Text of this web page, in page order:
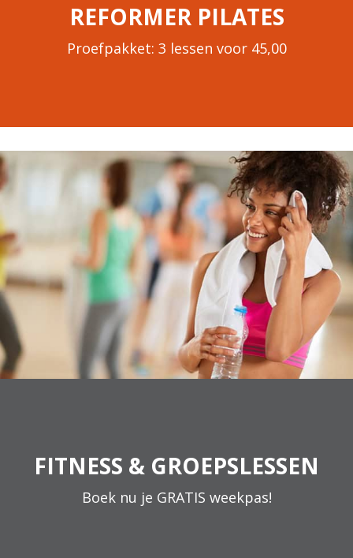
REFORMER PILATES
Proefpakket: 3 lessen voor 45,00
FITNESS & GROEPSLESSEN
Boek nu je GRATIS weekpas!